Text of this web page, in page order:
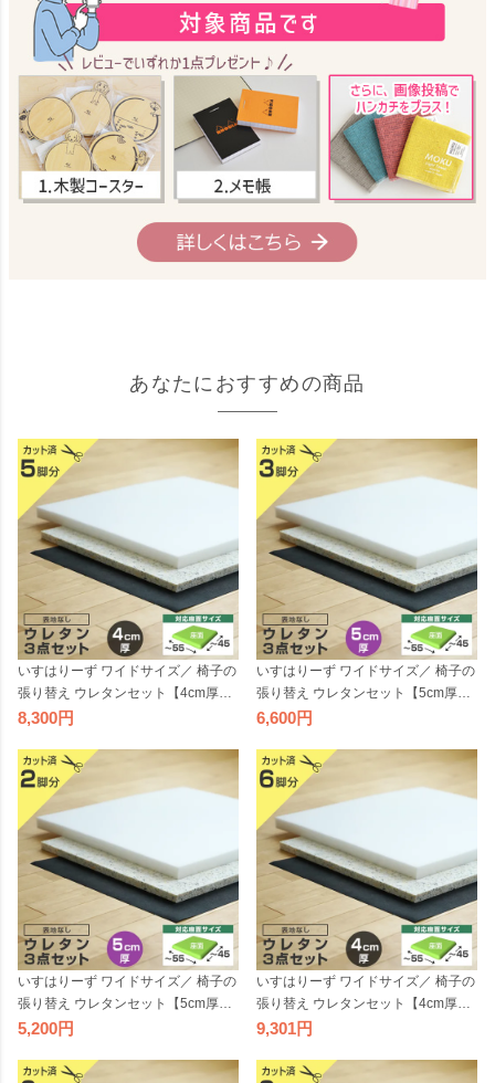
あなたにおすすめの商品
いすはりーず ワイドサイズ／ 椅子の
張り替え ウレタンセット【4cm厚】
【5脚分】 ※表地なし・中材のみ ( ウ
いす DIY イス 張り替え キット チェ
ア 座面 修理 材料 クッション スポン
ジ 椅子 張替え
8,300
いすはりーず ワイドサイズ／ 椅子の
張り替え ウレタンセット【5cm厚】
【3脚分】※表地なし・中材のみ ( ウ
いす DIY イス 張り替え キット チェ
ア 座面 修理 材料 クッション スポン
ジ 椅子 張替え
6,600
いすはりーず ワイドサイズ／ 椅子の
張り替え ウレタンセット【5cm厚】
【2脚分】※表地なし・中材のみ ( ウ
いす DIY イス 張り替え キット チェ
5,200
いすはりーず ワイドサイズ／ 椅子の
張り替え ウレタンセット【4cm厚】
【6脚分】※表地なし・中材のみ ( ウ
いす DIY イス 張り替え キット チェ
9,301